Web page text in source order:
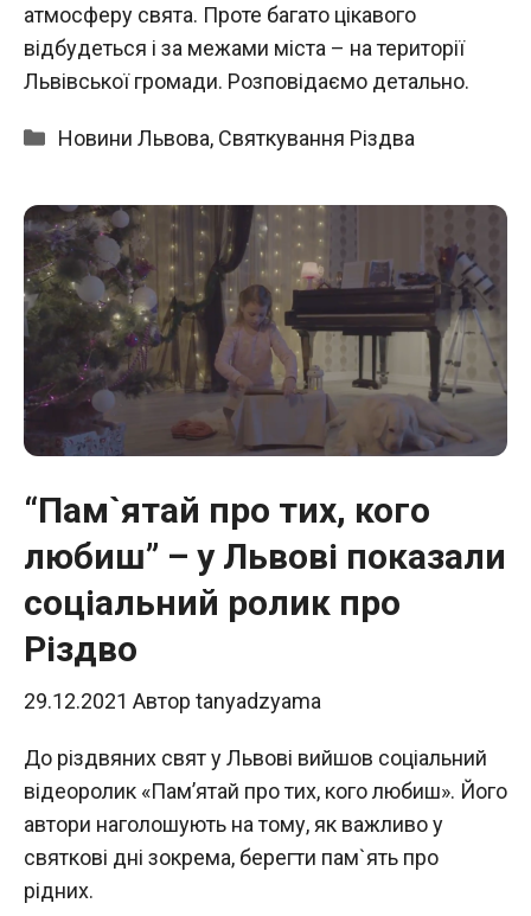
атмосферу свята. Проте багато цікавого
відбудеться і за межами міста – на території
Львівської громади. Розповідаємо детально.
Категорії
Новини Львова, Святкування Різдва
“Пам`ятай про тих, кого
любиш” – у Львові показали
соціальний ролик про
Різдво
29.12.2021 Автор tanyadzyama
До різдвяних свят у Львові вийшов соціальний
відеоролик «Пам’ятай про тих, кого любиш». Його
автори наголошують на тому, як важливо у
святкові дні зокрема, берегти пам`ять про
рідних.